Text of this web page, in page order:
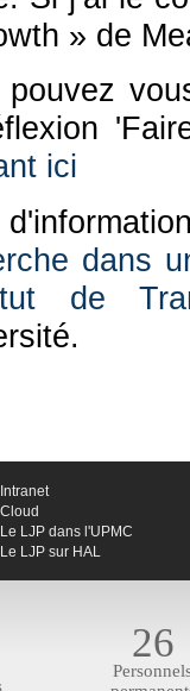
» de
pouvez
ici
dans
de
Intranet
Cloud
Le LJP dans l'UPMC
Le LJP sur HAL
26